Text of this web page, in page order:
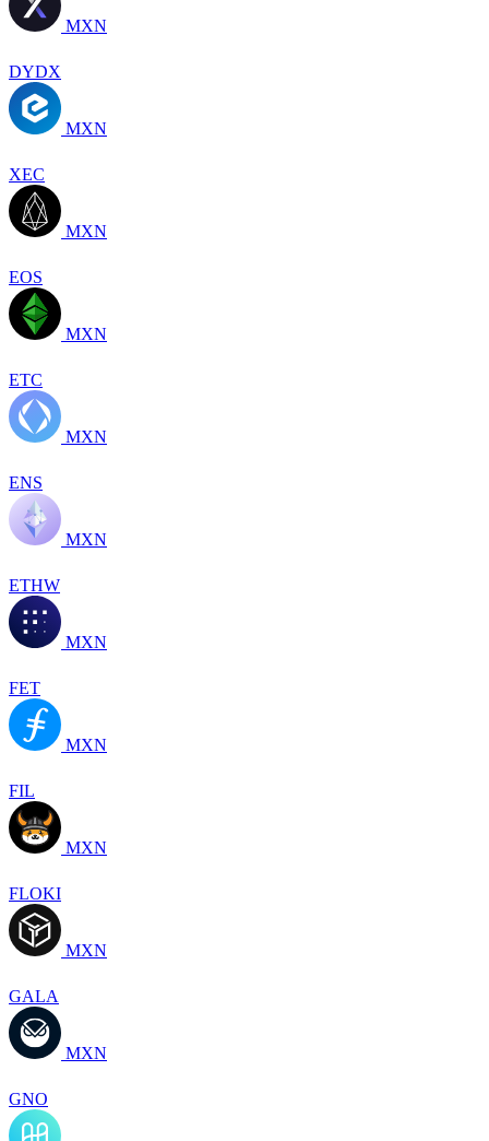
MXN
DYDX
MXN
XEC
MXN
EOS
MXN
ETC
MXN
ENS
MXN
ETHW
MXN
FET
MXN
FIL
MXN
FLOKI
MXN
GALA
MXN
GNO